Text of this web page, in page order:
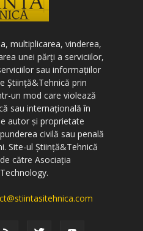
multiplicarea, vinderea,
unei părți a serviciilor,
sau informațiilor
Știință&Tehnică prin
un mod care violează
sau internațională în
autor și proprietate
civilă sau penală
Site-ul Știință&Tehnică
către Asociația